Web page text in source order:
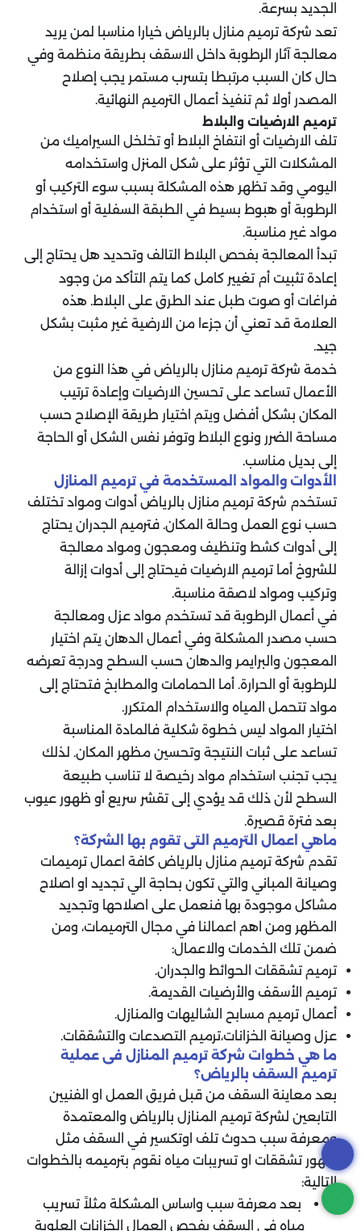
الجديد بسرعة.
تعد شركة ترميم منازل بالرياض خيارا مناسبا لمن يريد
معالجة آثار الرطوبة داخل الاسقف بطريقة منظمة وفي
حال كان السبب مرتبطا بتسرب مستمر يجب إصلاح
المصدر أولا ثم تنفيذ أعمال الترميم النهائية.
ترميم الارضيات والبلاط
تلف الارضيات أو انتفاخ البلاط أو تخلخل السيراميك من
المشكلات التي تؤثر على شكل المنزل واستخدامه
اليومي وقد تظهر هذه المشكلة بسبب سوء التركيب أو
الرطوبة أو هبوط بسيط في الطبقة السفلية أو استخدام
مواد غير مناسبة.
تبدأ المعالجة بفحص البلاط التالف وتحديد هل يحتاج إلى
إعادة تثبيت أم تغيير كامل كما يتم التأكد من وجود
فراغات أو صوت طبل عند الطرق على البلاط. هذه
العلامة قد تعني أن جزءا من الارضية غير مثبت بشكل
جيد.
خدمة شركة ترميم منازل بالرياض في هذا النوع من
الأعمال تساعد على تحسين الارضيات وإعادة ترتيب
المكان بشكل أفضل ويتم اختيار طريقة الإصلاح حسب
مساحة الضرر ونوع البلاط وتوفر نفس الشكل أو الحاجة
إلى بديل مناسب.
الأدوات والمواد المستخدمة في ترميم المنازل
تستخدم شركة ترميم منازل بالرياض أدوات ومواد تختلف
حسب نوع العمل وحالة المكان. فترميم الجدران يحتاج
إلى أدوات كشط وتنظيف ومعجون ومواد معالجة
للشروخ أما ترميم الارضيات فيحتاج إلى أدوات إزالة
وتركيب ومواد لاصقة مناسبة.
في أعمال الرطوبة قد تستخدم مواد عزل ومعالجة
حسب مصدر المشكلة وفي أعمال الدهان يتم اختيار
المعجون والبرايمر والدهان حسب السطح ودرجة تعرضه
للرطوبة أو الحرارة. أما الحمامات والمطابخ فتحتاج إلى
مواد تتحمل المياه والاستخدام المتكرر.
اختيار المواد ليس خطوة شكلية فالمادة المناسبة
تساعد على ثبات النتيجة وتحسين مظهر المكان. لذلك
يجب تجنب استخدام مواد رخيصة لا تناسب طبيعة
السطح لأن ذلك قد يؤدي إلى تقشر سريع أو ظهور عيوب
بعد فترة قصيرة.
ماهي اعمال الترميم التى تقوم بها الشركة؟
تقدم شركة ترميم منازل بالرياض كافة اعمال ترميمات
وصيانة المباني والتي تكون بحاجة الي تجديد او اصلاح
مشاكل موجودة بها فنعمل على اصلاحها وتجديد
المظهر ومن اهم اعمالنا في مجال الترميمات، ومن
ضمن تلك الخدمات والاعمال:
ترميم تشققات الحوائط والجدران.
ترميم الأسقف والأرضيات القديمة.
أعمال ترميم مسابح الشاليهات والمنازل.
عزل وصيانة الخزانات،ترميم التصدعات والتشققات.
ما هي خطوات شركة ترميم المنازل فى عملية
ترميم السقف بالرياض؟
بعد معاينة السقف من قبل فريق العمل او الفنيين
التابعين لشركة ترميم المنازل بالرياض والمعتمدة
ومعرفة سبب حدوث تلف اوتكسير في السقف مثل
ظهور تشققات او تسريبات مياه نقوم بترميمه بالخطوات
التالية:
بعد معرفة سبب واساس المشكلة مثلاً تسريب
مياه فى السقف يفحص العمال الخزانات العلوية